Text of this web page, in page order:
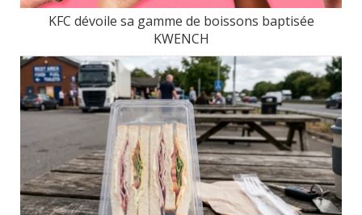
KFC dévoile sa gamme de boissons baptisée
KWENCH